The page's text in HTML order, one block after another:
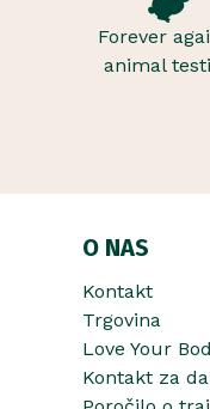
Forever
animal
O NAS
Kontakt
Trgovina
Love Your
Kontakt za